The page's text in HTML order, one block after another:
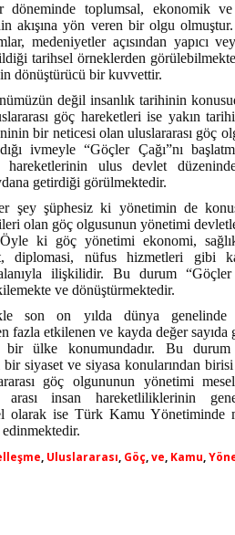
döneminde toplumsal, ekonomik
akışına yön veren bir olgu
medeniyetler açısından yapıcı
tarihsel örneklerden
dönüştürücü bir kuvvettir.
değil insanlık tarihinin
göç hareketleri ise yakın
bir neticesi olan uluslararası göç
ivmeyle “Göçler Çağı”nı
hareketlerinin ulus devlet
getirdiği görülmektedir.
şey şüphesiz ki yönetimin de
olan göç olgusunun yönetimi
ki göç yönetimi ekonomi,
diplomasi, nüfus hizmetleri gibi
ilişkilidir. Bu durum “Göçler
ve dönüştürmektedir.
son on yılda dünya genelinde
fazla etkilenen ve kayda değer sayıda
bir ülke konumundadır. Bu
siyaset ve siyasa konularından
göç olgununun yönetimi
arası insan hareketliliklerinin
olarak ise Türk Kamu Yönetiminde
, Uluslararası, Göç,ve, Kamu,